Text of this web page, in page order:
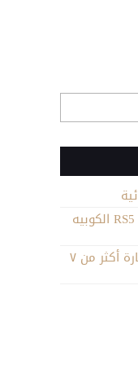
9 أشياء لا تعرفها عن اودي RS5 الكوبيه
فضيحة فولكس فاجن وخسارة أكثر من ٧